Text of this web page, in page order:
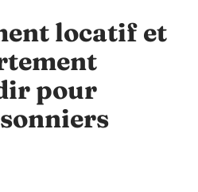
locatif et
pour